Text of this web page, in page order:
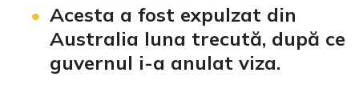
Acesta a fost expulzat din
Australia luna trecută, după ce
guvernul i-a anulat viza.